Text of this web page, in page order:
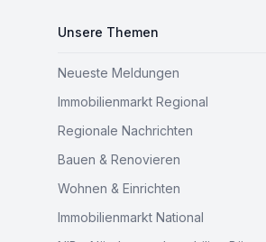
Unsere Themen
Neueste Meldungen
Immobilienmarkt Regional
Regionale Nachrichten
Bauen & Renovieren
Wohnen & Einrichten
Immobilienmarkt National